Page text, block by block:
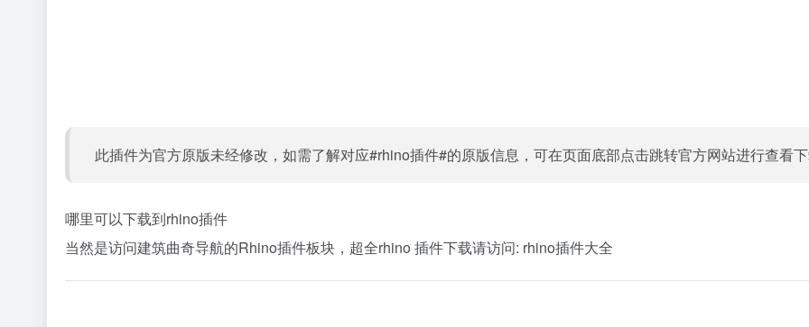
此插件为官方原版未经修改，如需了解对应#rhino插件#的原版信息，可在页面底部点击跳转官方网站进行查看
哪里可以下载到rhino插件
当然是访问建筑曲奇导航的Rhino插件板块，超全rhino 插件下载请访问: rhino插件大全